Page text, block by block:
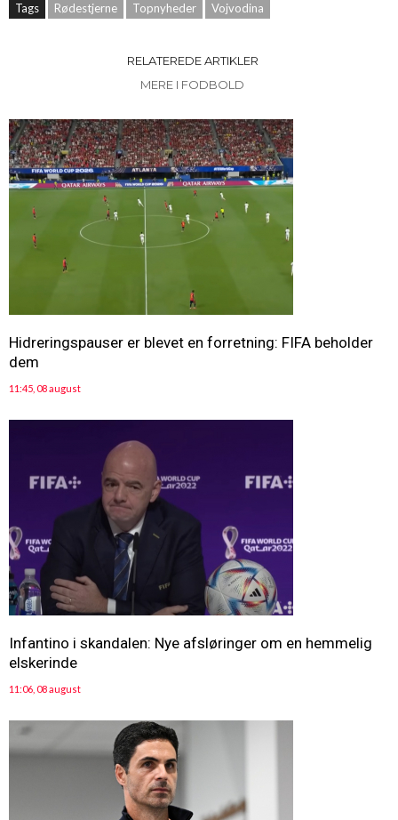
Tags Rødestjerne Topnyheder Vojvodina
RELATEREDE ARTIKLER
MERE I FODBOLD
Hidreringspauser er blevet en forretning: FIFA beholder
dem
11:45, 08 august
Infantino i skandalen: Nye afsløringer om en hemmelig
elskerinde
11:06, 08 august